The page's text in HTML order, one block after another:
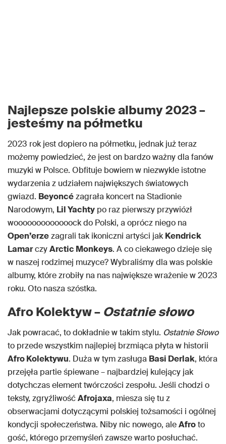
Najlepsze polskie albumy 2023 –
jesteśmy na półmetku
2023 rok jest dopiero na półmetku, jednak już teraz
możemy powiedzieć, że jest on bardzo ważny dla fanów
muzyki w Polsce. Obfituje bowiem w niezwykle istotne
wydarzenia z udziałem największych światowych
gwiazd. Beyoncézagrała koncert na Stadionie
Narodowym, Lil Yachty po raz pierwszy przywiózł
wooooooooooooock do Polski, a oprócz niego na
Open’erzezagrali tak ikoniczni artyści jakKendrick
LamarczyArctic Monkeys. A co ciekawego dzieje się
w naszej rodzimej muzyce? Wybraliśmy dla was polskie
albumy, które zrobiły na nas największe wrażenie w 2023
roku. Oto nasza szóstka.
Afro Kolektyw – Ostatnie słowo
Jak powracać, to dokładnie w takim stylu. Ostatnie Słowo
to przede wszystkim najlepiej brzmiąca płyta w historii
Afro Kolektywu. Duża w tym zasługa Basi Derlak, która
przejęła partie śpiewane – najbardziej kulejący jak
dotychczas element twórczości zespołu. Jeśli chodzi o
teksty, zgryźliwośćAfrojaxa, miesza się tu z
obserwacjami dotyczącymi polskiej tożsamości i ogólnej
kondycji społeczeństwa. Niby nic nowego, aleAfroto
gość, którego przemyśleń zawsze warto posłuchać.